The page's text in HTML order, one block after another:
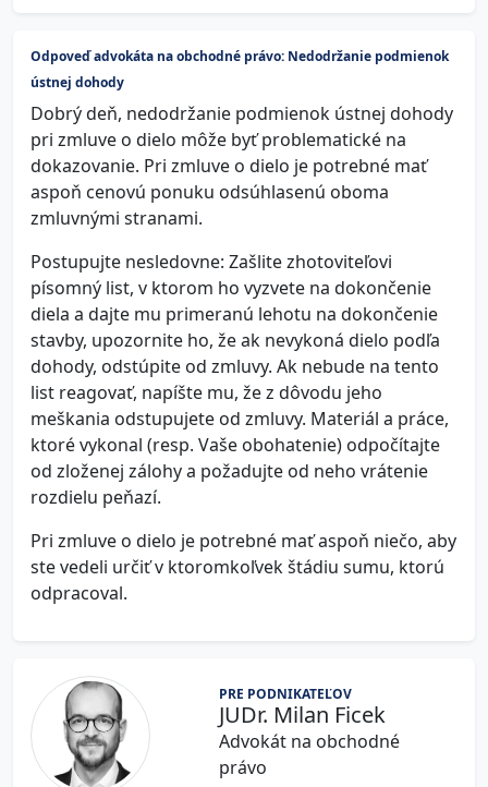
Odpoveď advokáta na obchodné právo: Nedodržanie podmienok
ústnej dohody
Dobrý deň, nedodržanie podmienok ústnej dohody
pri zmluve o dielo môže byť problematické na
dokazovanie. Pri zmluve o dielo je potrebné mať
aspoň cenovú ponuku odsúhlasenú oboma
zmluvnými stranami.
Postupujte nesledovne: Zašlite zhotoviteľovi
písomný list, v ktorom ho vyzvete na dokončenie
diela a dajte mu primeranú lehotu na dokončenie
stavby, upozornite ho, že ak nevykoná dielo podľa
dohody, odstúpite od zmluvy. Ak nebude na tento
list reagovať, napíšte mu, že z dôvodu jeho
meškania odstupujete od zmluvy. Materiál a práce,
ktoré vykonal (resp. Vaše obohatenie) odpočítajte
od zloženej zálohy a požadujte od neho vrátenie
rozdielu peňazí.
Pri zmluve o dielo je potrebné mať aspoň niečo, aby
ste vedeli určiť v ktoromkoľvek štádiu sumu, ktorú
odpracoval.
PRE PODNIKATEĽOV
JUDr. Milan Ficek
Advokát na obchodné
právo